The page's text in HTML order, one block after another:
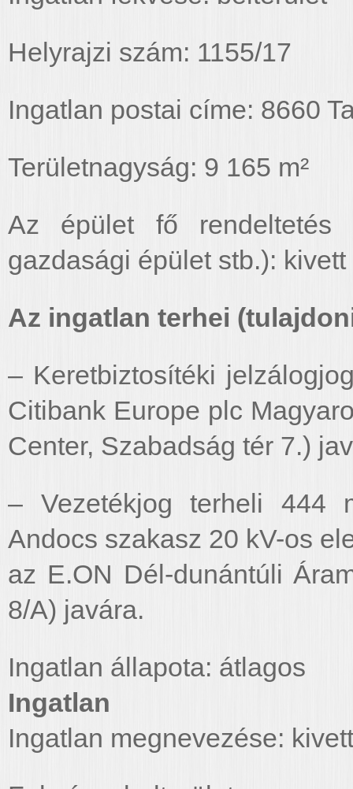
Helyrajzi szám: 1155/17
Ingatlan postai címe: 8660
Területnagyság: 9 165 m²
Az épület fő rendeltetés
gazdasági épület stb.):
Az ingatlan terhei
– Keretbiztosítéki
Citibank Europe plc
Center, Szabadság tér 7.)
– Vezetékjog terheli 444
Andocs szakasz 20 kV-os
az E.ON Dél-dunántúli
8/A) javára.
Ingatlan állapota: átlagos
Ingatlan
Ingatlan megnevezése: